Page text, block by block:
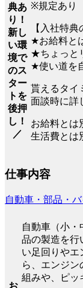
典あ
り！
新し
い環
境で
のス
ター
トを
後押
し！
／
※規定あり
【入社特
★お給料と
★ちょっと
★使い道を
貰えるタイ
面談時に詳
お給料とは
生活費とは
仕事内容
自動車・部品・バ
自動車（小
品の製造を行
い足回りやエ
ら、エンジ
組みや、ピッ